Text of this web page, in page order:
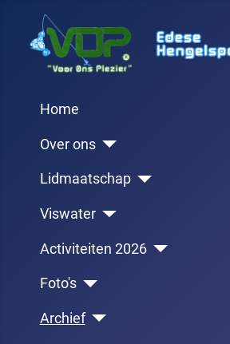
Home
Over ons
Lidmaatschap
Viswater
Activiteiten 2026
Foto's
Archief